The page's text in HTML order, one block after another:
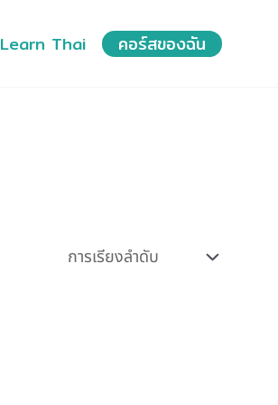
Learn Thai คอร์สของฉัน